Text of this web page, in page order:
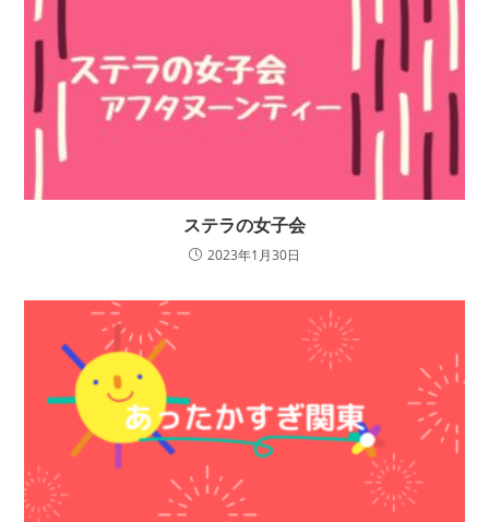
ステラの女子会
2023年1月30日